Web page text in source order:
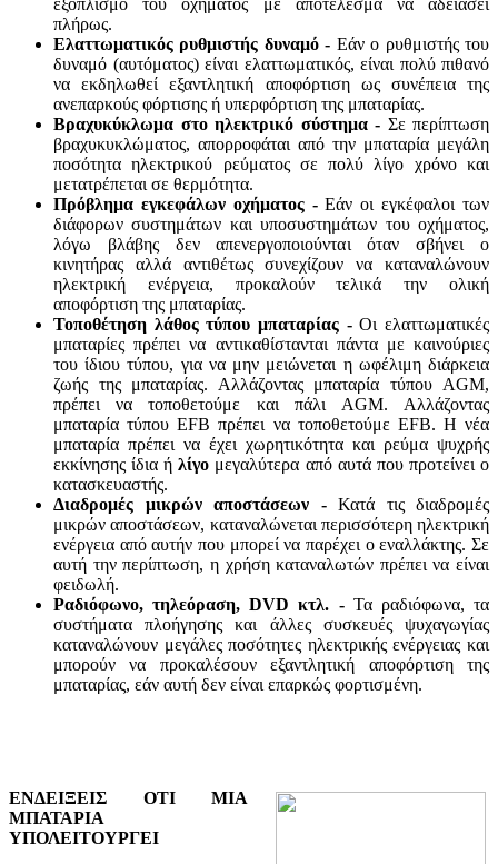
πλήρως.
Ελαττωματικός ρυθμιστής δυναμό - Εάν ο ρυθμιστής του
δυναμό (αυτόματος) είναι ελαττωματικός, είναι πολύ πιθανό
να εκδηλωθεί εξαντλητική αποφόρτιση ως συνέπεια της
ανεπαρκούς φόρτισης ή υπερφόρτιση της μπαταρίας.
Βραχυκύκλωμα στο ηλεκτρικό σύστημα - Σε περίπτωση
βραχυκυκλώματος, απορροφάται από την μπαταρία μεγάλη
ποσότητα ηλεκτρικού ρεύματος σε πολύ λίγο χρόνο και
μετατρέπεται σε θερμότητα.
Πρόβλημα εγκεφάλων οχήματος -Εάν οι εγκέφαλοι των
διάφορων συστημάτων και υποσυστημάτων του οχήματος,
λόγω βλάβης δεν απενεργοποιούνται όταν σβήνει ο
κινητήρας αλλά αντιθέτως συνεχίζουν να καταναλώνουν
ηλεκτρική ενέργεια, προκαλούν τελικά την ολική
αποφόρτιση της μπαταρίας.
Τοποθέτηση λάθος τύπου μπαταρίας -Οι ελαττωματικές
μπαταρίες πρέπει να αντικαθίστανται πάντα με καινούριες
του ίδιου τύπου, για να μην μειώνεται η ωφέλιμη διάρκεια
ζωής της μπαταρίας. Αλλάζοντας μπαταρία τύπου AGM,
πρέπει να τοποθετούμε και πάλι AGM. Αλλάζοντας
μπαταρία τύπου EFB πρέπει να τοποθετούμε EFB. Η νέα
μπαταρία πρέπει να έχει χωρητικότητα και ρεύμα ψυχρής
εκκίνησης ίδια ήλίγο μεγαλύτερα από αυτά που προτείνει ο
κατασκευαστής.
Διαδρομές μικρών αποστάσεων - Κατά τις διαδρομές
μικρών αποστάσεων, καταναλώνεται περισσότερη ηλεκτρική
ενέργεια από αυτήν που μπορεί να παρέχει ο εναλλάκτης. Σε
αυτή την περίπτωση, η χρήση καταναλωτών πρέπει να είναι
φειδωλή.
Ραδιόφωνο, τηλεόραση, DVD κτλ. - Τα ραδιόφωνα, τα
συστήματα πλοήγησης και άλλες συσκευές ψυχαγωγίας
καταναλώνουν μεγάλες ποσότητες ηλεκτρικής ενέργειας και
μπορούν να προκαλέσουν εξαντλητική αποφόρτιση της
μπαταρίας, εάν αυτή δεν είναι επαρκώς φορτισμένη.
ΕΝΔΕΙΞΕΙΣ ΟΤΙ ΜΙΑ
ΜΠΑΤΑΡΙΑ
ΥΠΟΛΕΙΤΟΥΡΓΕΙ